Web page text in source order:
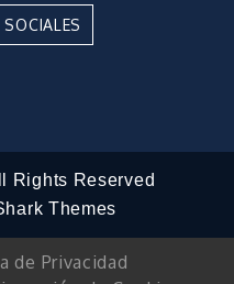
SOCIALES
Rights Reserved
Themes
de Privacidad